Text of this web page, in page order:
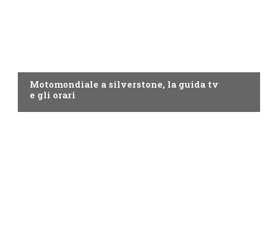
Motomondiale a silverstone, la guida tv
e gli orari